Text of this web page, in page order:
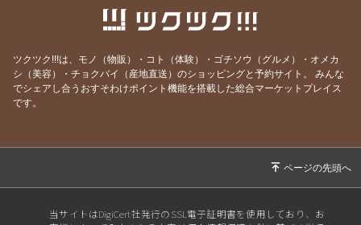
生きて行けるかしら。
2026/07/14 猛暑日の日は上々や！
2026/07/13 神のお告げ
2026/07/07七夕そうめんあります。
ツクツク!!!は、モノ（物販）・コト（体験）・ゴチソウ（グルメ）・オメカ
シ（美容）・チョクバイ（産地直送）のショッピングと予約サイト。
みんな
でシェアし合うおすそわけポイント機能を搭載した総合マーケットプレイス
です。
当サイトはDigiCert社発行のSSL電子証明書を使用しており、お